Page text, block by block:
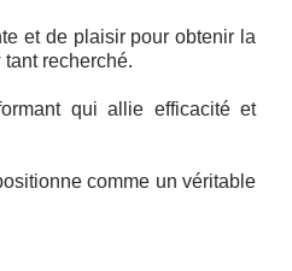
et de plaisir pour obtenir la
recherché.
qui allie efficacité et
comme un véritable